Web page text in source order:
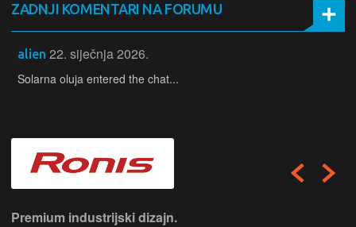
ZADNJI KOMENTARI NA FORUMU
alien 22. siječnja 2026.
Solarna oluja entered the chat...
Premium industrijski dizajn.